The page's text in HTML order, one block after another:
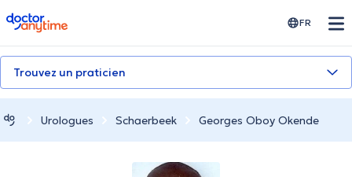
doctoranytime FR
Trouvez un praticien
Urologues Schaerbeek Georges Oboy Okende